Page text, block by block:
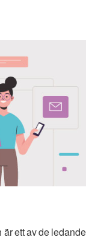
ett av de ledande